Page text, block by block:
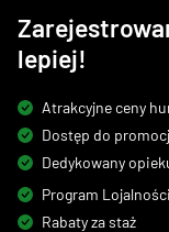
lepiej!
Atrakcyjne ceny
Dostęp do
Dedykowany
Program
Rabaty za staż